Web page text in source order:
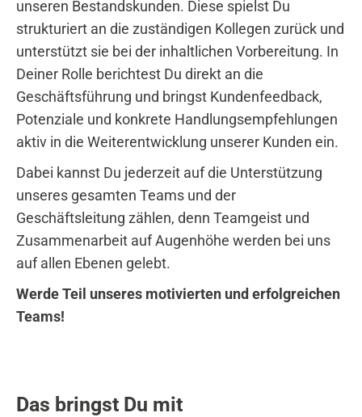
unseren Bestandskunden. Diese spielst Du
strukturiert an die zuständigen Kollegen zurück und
unterstützt sie bei der inhaltlichen Vorbereitung. In
Deiner Rolle berichtest Du direkt an die
Geschäftsführung und bringst Kundenfeedback,
Potenziale und konkrete Handlungsempfehlungen
aktiv in die Weiterentwicklung unserer Kunden ein.
Dabei kannst Du jederzeit auf die Unterstützung
unseres gesamten Teams und der
Geschäftsleitung zählen, denn Teamgeist und
Zusammenarbeit auf Augenhöhe werden bei uns
auf allen Ebenen gelebt.
Werde Teil unseres motivierten und erfolgreichen
Teams!
Das bringst Du mit